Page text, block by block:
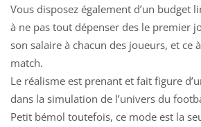
Vous disposez également d’un budget
à ne pas tout dépenser des le premier
son salaire à chacun des joueurs, et ce
match.
Le réalisme est prenant et fait figure
dans la simulation de l’univers du
Petit bémol toutefois, ce mode est la